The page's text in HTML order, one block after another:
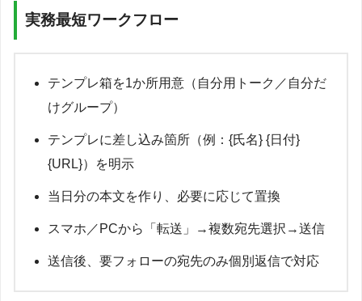
実務最短ワークフロー
テンプレ箱を1か所用意（自分用トーク／自分だ
けグループ）
テンプレに差し込み箇所（例：{氏名} {日付}
{URL}）を明示
当日分の本文を作り、必要に応じて置換
スマホ／PCから「転送」→複数宛先選択→送信
送信後、要フォローの宛先のみ個別返信で対応